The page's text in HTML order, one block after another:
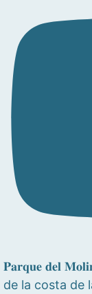
𝐏𝐚𝐫𝐪𝐮𝐞 𝐝𝐞𝐥
de la costa de